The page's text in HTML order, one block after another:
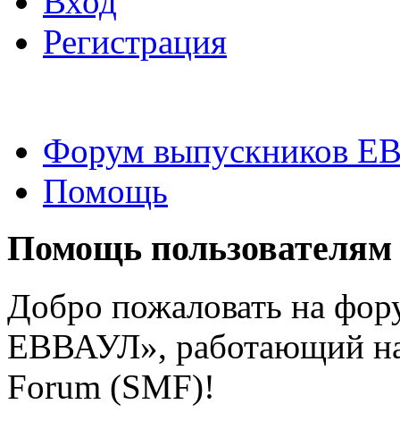
Регистрация
Форум выпускников
Помощь
Помощь
Добро пожаловать на
ЕВВАУЛ», работающий
Forum (SMF)!